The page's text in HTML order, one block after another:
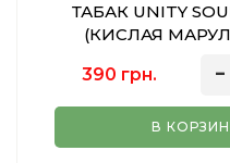
ТАБАК UNITY
(КИСЛАЯ
390 грн.
В